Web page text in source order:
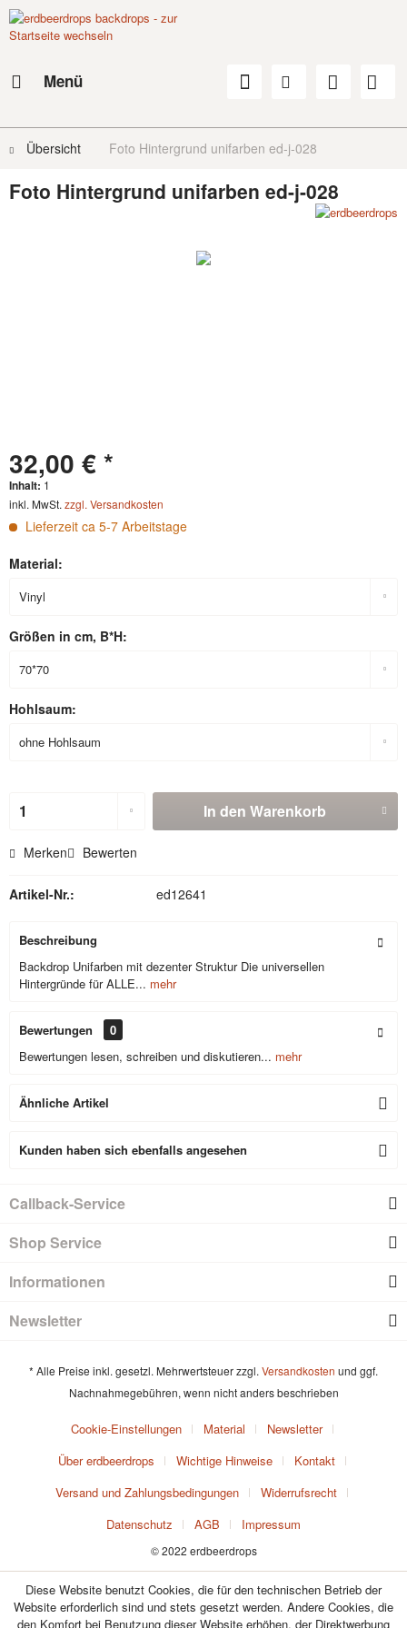
Menü
Übersicht Foto Hintergrund unifarben ed-j-028
Foto Hintergrund unifarben ed-j-028
32,00 € *
Inhalt: 1
inkl. MwSt. zzgl. Versandkosten
Lieferzeit ca 5-7 Arbeitstage
Material:
Größen in cm, B*H:
Hohlsaum:
In den Warenkorb
Merken Bewerten
Artikel-Nr.: ed12641
Beschreibung
Backdrop Unifarben mit dezenter Struktur Die universellen
Hintergründe für ALLE... mehr
Bewertungen
0
Bewertungen lesen, schreiben und diskutieren... mehr
Ähnliche Artikel
Kunden haben sich ebenfalls angesehen
Callback-Service
Shop Service
Informationen
Newsletter
* Alle Preise inkl. gesetzl. Mehrwertsteuer zzgl. Versandkosten und ggf.
Nachnahmegebühren, wenn nicht anders beschrieben
Cookie-Einstellungen Material
Newsletter
Über erdbeerdrops
Wichtige Hinweise
Kontakt
Versand und Zahlungsbedingungen
Widerrufsrecht
Datenschutz
AGB Impressum
© 2022 erdbeerdrops
Diese Website benutzt Cookies, die für den technischen Betrieb der
Website erforderlich sind und stets gesetzt werden. Andere Cookies, die
den Komfort bei Benutzung dieser Website erhöhen, der Direktwerbung